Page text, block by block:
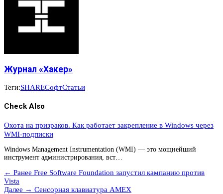
Журнал «Хакер»
Теги:SHAREСофтСтатьи
Check Also
Охота на призраков. Как работает закрепление в Windows через
WMI-подписки
Windows Management Instrumentation (WMI) — это мощнейший
инструмент администрирования, вст…
← Ранее Free Software Foundation запустил кампанию против
Vista
Далее → Сенсорная клавиатура AMEX